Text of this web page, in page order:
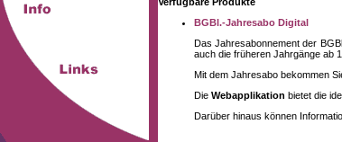
BGBl.-Jahresabo Digital
Das Jahresabonnement der
auch die früheren Jahrgänge ab
Mit dem Jahresabo bekommen
Die Webapplikation bietet die
Darüber hinaus können